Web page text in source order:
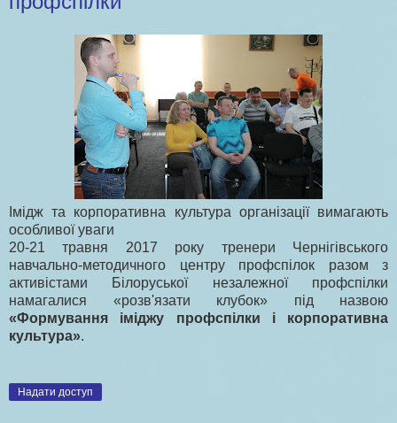
Імідж та корпоративна культура організації вимагають
особливої уваги
20-21 травня 2017 року тренери Чернігівського
навчально-методичного центру профспілок разом з
активістами Білоруської незалежної профспілки
намагалися «розв'язати клубок» під назвою
«Формування іміджу профспілки і корпоративна
культура».
Надати доступ